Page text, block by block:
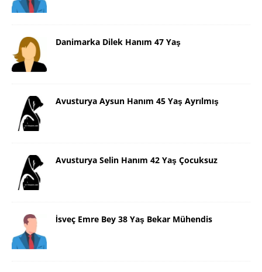
Danimarka Dilek Hanım 47 Yaş
Avusturya Aysun Hanım 45 Yaş Ayrılmış
Avusturya Selin Hanım 42 Yaş Çocuksuz
İsveç Emre Bey 38 Yaş Bekar Mühendis